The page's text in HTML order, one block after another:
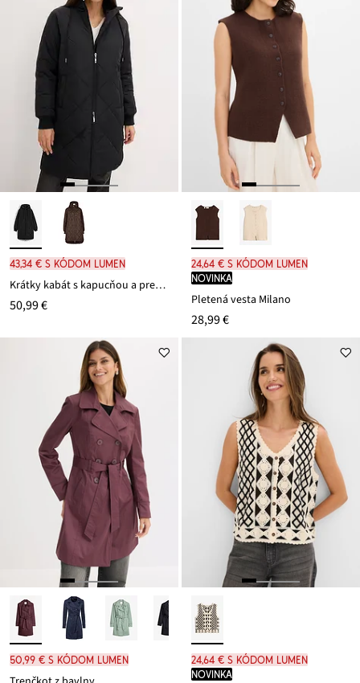
43,34 € s kódom LUMEN
Krátky kabát s kapucňou a prešívaním
50,99 €
24,64 € s kódom LUMEN
novinka
Pletená vesta Milano
28,99 €
50,99 € s kódom LUMEN
24,64 € s kódom LUMEN
novinka